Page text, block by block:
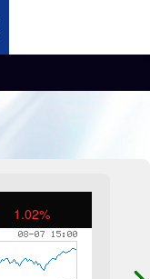
1.02%